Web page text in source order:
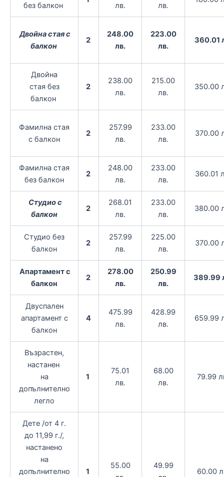
без балкон
лв.
лв.
Двойна стая с
балкон
2
248.00
лв.
223.00
лв.
360.01
Двойна
стая без
балкон
2
238.00
лв.
215.00
лв.
350.00
Фамилна стая
с балкон
2
257.99
лв.
233.00
лв.
370.00
Фамилна стая
без балкон
2
248.00
лв.
233.00
лв.
360.01
Студио с
балкон
2
268.01
лв.
233.00
лв.
380.00
Студио без
балкон
2
257.99
лв.
225.00
лв.
370.00
Апартамент с
балкон
2
278.00
лв.
250.99
лв.
389.99
Двуспален
апартамент с
балкон
4
475.99
лв.
428.99
лв.
659.99
Възрастен,
настанен
на
допълнително
легло
1
75.01
лв.
68.00
лв.
79.99
Дете /от 4 г.
до 11,99 г./,
настанено
на
допълнително
1
55.00
49.99
60.00